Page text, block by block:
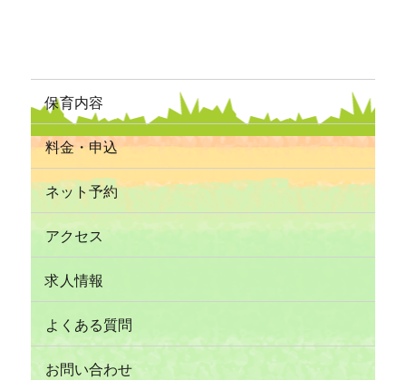
保育内容
料金・申込
ネット予約
アクセス
求人情報
よくある質問
お問い合わせ